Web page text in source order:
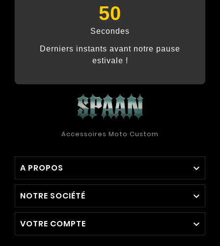
50
Secondes
Derniers instants avant notre pause
estivale !
Accessoires Moto Custom
A PROPOS 
NOTRE SOCIÉTÉ 
VOTRE COMPTE 